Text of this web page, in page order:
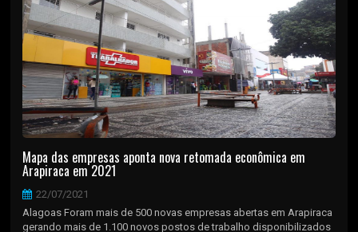
Mapa das empresas aponta nova retomada econômica em
Arapiraca em 2021
22/07/2021
Alagoas Foram mais de 500 novas empresas abertas em Arapiraca
gerando mais de 1.100 novos postos de trabalho disponibilizados